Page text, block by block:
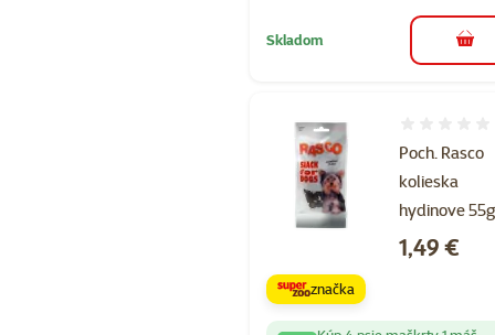
Skladom do
Poch. Rasco
kolieska
hydinove 55g
Cena
1,49 €
značka